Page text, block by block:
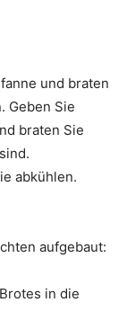
und braten
Geben Sie
braten Sie
abkühlen.
aufgebaut:
in die